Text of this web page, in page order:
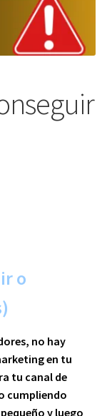
o
no hay
en tu
tu canal de
cumpliendo
y luego